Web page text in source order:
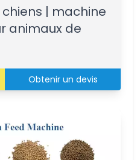
| machine
animaux de
Obtenir un devis